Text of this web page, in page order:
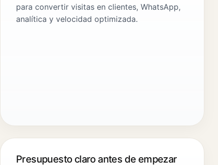
para convertir visitas en clientes, WhatsApp,
analítica y velocidad optimizada.
Presupuesto claro antes de empezar